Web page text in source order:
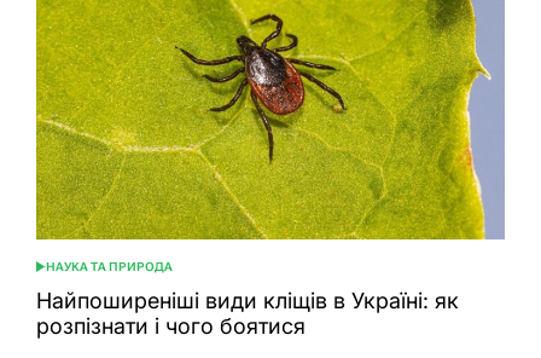
ОПУБЛІКУВАТИ
У
НАУКА ТА ПРИРОДА
Найпоширеніші види кліщів в Україні: як
розпізнати і чого боятися